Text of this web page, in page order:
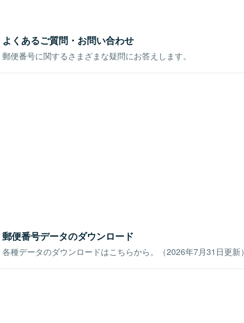
よくあるご質問・お問い合わせ
郵便番号に関するさまざまな疑問にお答えします。
郵便番号データのダウンロード
各種データのダウンロードはこちらから。（2026年7月31日更新）